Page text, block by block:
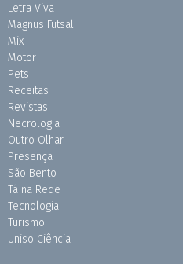
Letra Viva
Magnus Futsal
Mix
Motor
Pets
Receitas
Revistas
Necrologia
Outro Olhar
Presença
São Bento
Tá na Rede
Tecnologia
Turismo
Uniso Ciência